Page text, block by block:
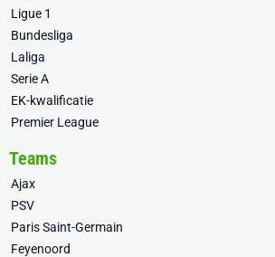
Ligue 1
Bundesliga
Laliga
Serie A
EK-kwalificatie
Premier League
Teams
Ajax
PSV
Paris Saint-Germain
Feyenoord